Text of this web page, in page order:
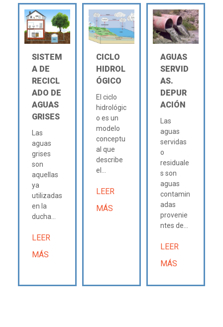
SISTEM
A DE
RECICL
ADO DE
AGUAS
GRISES
Las
aguas
grises
son
aquellas
ya
utilizadas
en la
ducha...
LEER
MÁS
CICLO
HIDROL
ÓGICO
El ciclo
hidrológic
o es un
modelo
conceptu
al que
describe
el...
LEER
MÁS
AGUAS
SERVID
AS.
DEPUR
ACIÓN
Las
aguas
servidas
o
residuale
s son
aguas
contamin
adas
provenie
ntes de...
LEER
MÁS